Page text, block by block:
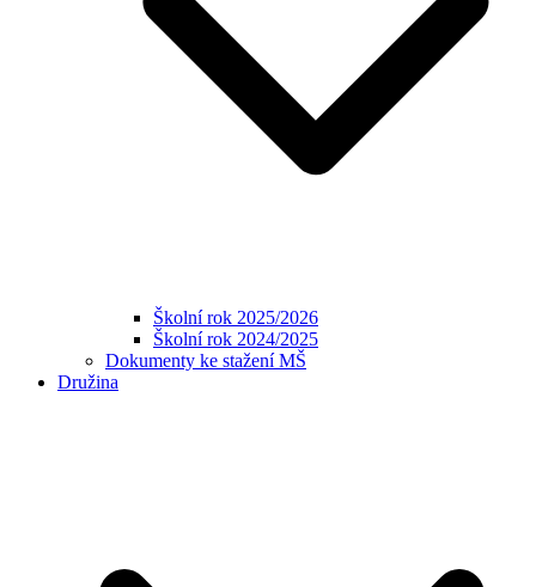
Školní rok 2025/2026
Školní rok 2024/2025
Dokumenty ke stažení MŠ
Družina